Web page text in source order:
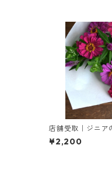
店舗受取｜ジニア
ニックブーケ
¥2,200